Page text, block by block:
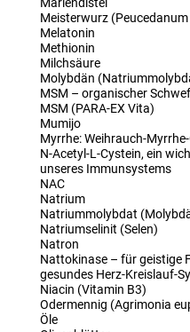
Mariendistel
Meisterwurz
Melatonin
Methionin
Milchsäure
Molybdän
MSM – organischer
MSM (PARA-EX Vita)
Mumijo
Myrrhe: Weihrauch-
N-Acetyl-L-Cystein, ein
unseres Immunsystems
NAC
Natrium
Natriummolybdat
Natriumselinit (Selen)
Natron
Nattokinase – für geistige
gesundes Herz-Kreislauf-
Niacin (Vitamin B3)
Odermennig (Agrimonia
Öle